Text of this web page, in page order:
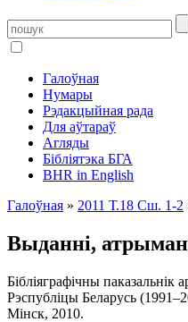
Галоўная
Нумары
Рэдакцыйная рада
Для аўтараў
Агляды
Бібліятэка БГА
BHR in English
Галоўная » 2011 Т.18 Сш. 1-2
Выданнi,
Бібліяграфічны паказальнік
Рэспубліцы Беларусь
Мінск, 2010.